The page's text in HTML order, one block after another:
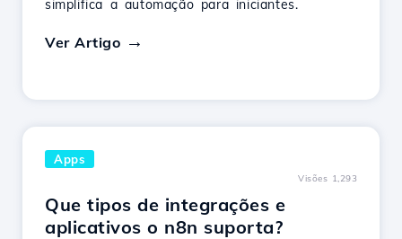
simplifica a automação para iniciantes.
Ver Artigo
Apps
Visões 1,293
Que tipos de integrações e
aplicativos o n8n suporta?